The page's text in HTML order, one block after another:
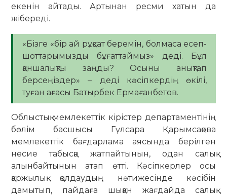
екенін айтады. Артынан ресми хатын да
жібереді.
«Бізге «бір ай рұқсат беремін, болмаса есеп-
шоттарымызды бұғаттаймыз» деді. Бұл
қаншалықты заңды? Осыны анықтап
берсеңіздер» – деді кәсіпкердің өкілі,
туған ағасы Батырбек Ермағанбетов.
Облыстық мемлекеттік кірістер департаментінің
бөлім басшысы Гүлсара Қарымсақова
мемлекеттік бағдарлама аясында берілген
несие табысқа жатпайтынын, одан салық
алынбайтынын атап өтті. Кәсіпкерлер осы
қаржылық қолдаудың нәтижесінде кәсібін
дамытып, пайдаға шыққан жағдайда салық